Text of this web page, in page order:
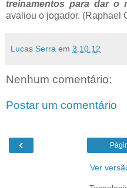
treinamentos para dar o
avaliou o jogador. (Raphael
Lucas Serra em 3.10.12
Nenhum comentário:
Postar um comentário
‹
Ver